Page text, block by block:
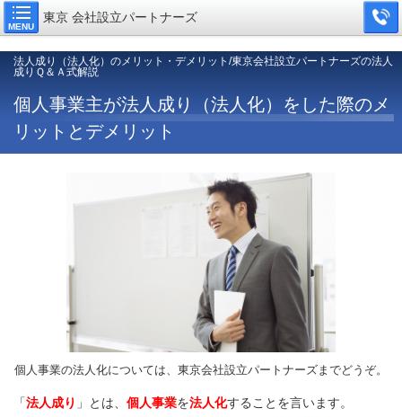
MENU
東京 会社設立パートナーズ
法人成り（法人化）のメリット・デメリット/東京会社設立パートナーズの法人
成りＱ＆Ａ式解説
個人事業主が法人成り（法人化）をした際のメ
リットとデメリット
個人事業の法人化については、東京会社設立パートナーズまでどうぞ。
「法人成り 」とは、 個人事業を法人化することを言います。